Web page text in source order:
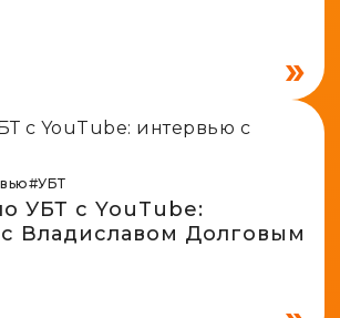
#УБТ
УБТ с YouTube:
Владиславом Долговым